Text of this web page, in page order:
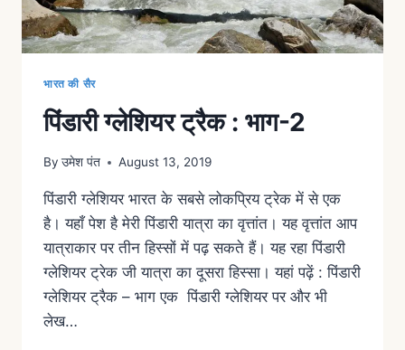
भारत की सैर
पिंडारी ग्लेशियर ट्रैक : भाग-2
By उमेश पंत August 13, 2019
पिंडारी ग्लेशियर भारत के सबसे लोकप्रिय ट्रेक में से एक
है। यहाँ पेश है मेरी पिंडारी यात्रा का वृत्तांत। यह वृत्तांत आप
यात्राकार पर तीन हिस्सों में पढ़ सकते हैं। यह रहा पिंडारी
ग्लेशियर ट्रेक जी यात्रा का दूसरा हिस्सा। यहां पढ़ें : पिंडारी
ग्लेशियर ट्रैक – भाग एक पिंडारी ग्लेशियर पर और भी
लेख…